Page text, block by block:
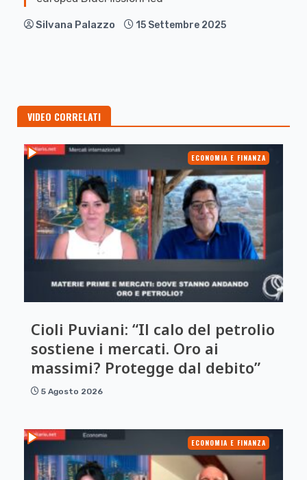
Silvana Palazzo 15 Settembre 2025
VIDEO CORRELATI
ECONOMIA E FINANZA
Cioli Puviani: “Il calo del petrolio
sostiene i mercati. Oro ai
massimi? Protegge dal debito”
5 Agosto 2026
ECONOMIA E FINANZA